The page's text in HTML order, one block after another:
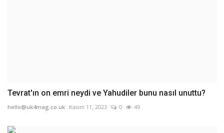
Tevrat'ın on emri neydi ve Yahudiler bunu nasıl unuttu?
hello@uk4mag.co.uk Kasım 11, 2023 0 49